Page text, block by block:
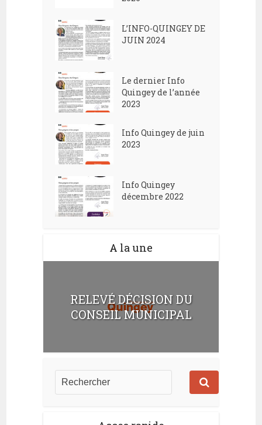
L’INFO-QUINGEY DE
JUIN 2024
Le dernier Info
Quingey de l’année
2023
Info Quingey de juin
2023
Info Quingey
décembre 2022
A la une
RELEVÉ DÉCISION DU
CONSEIL MUNICIPAL